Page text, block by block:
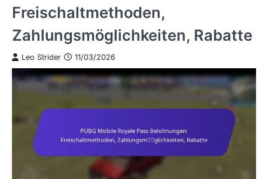
Freischaltmethoden,
Zahlungsmöglichkeiten, Rabatte
Leo Strider 11/03/2026